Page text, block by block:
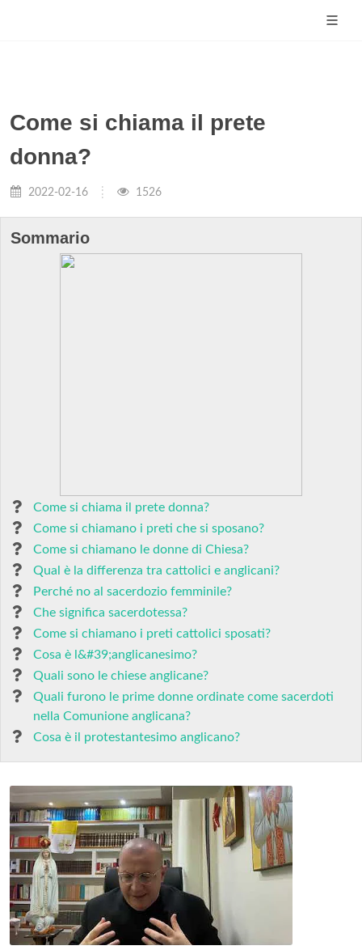
Come si chiama il prete
donna?
2022-02-16 1526
Sommario
Come si chiama il prete donna?
Come si chiamano i preti che si sposano?
Come si chiamano le donne di Chiesa?
Qual è la differenza tra cattolici e anglicani?
Perché no al sacerdozio femminile?
Che significa sacerdotessa?
Come si chiamano i preti cattolici sposati?
Cosa è l&#39;anglicanesimo?
Quali sono le chiese anglicane?
Quali furono le prime donne ordinate come sacerdoti
nella Comunione anglicana?
Cosa è il protestantesimo anglicano?